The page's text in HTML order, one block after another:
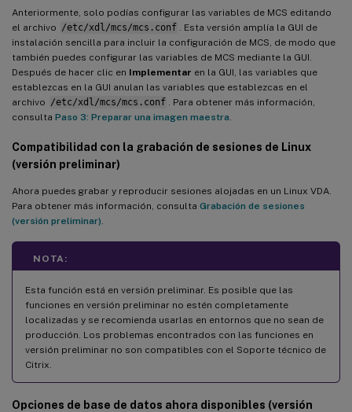
Anteriormente, solo podías configurar las variables de MCS editando
el archivo /etc/xdl/mcs/mcs.conf
. Esta versión amplía la GUI de
instalación sencilla para incluir la configuración de MCS, de modo que
también puedes configurar las variables de MCS mediante la GUI.
Después de hacer clic en Implementar en la GUI, las variables que
establezcas en la GUI anulan las variables que establezcas en el
archivo /etc/xdl/mcs/mcs.conf
. Para obtener más información,
consulta Paso 3: Preparar una imagen maestra
Compatibilidad con la grabación de sesiones de Linux
(versión preliminar)
Ahora puedes grabar y reproducir sesiones alojadas en un Linux VDA.
Para obtener más información, consulta Grabación de sesiones
(versión preliminar)
NOTA:
Esta función está en versión preliminar. Es posible que las
funciones en versión preliminar no estén completamente
localizadas y se recomienda usarlas en entornos que no sean de
producción. Los problemas encontrados con las funciones en
versión preliminar no son compatibles con el Soporte técnico de
Citrix.
Opciones de base de datos ahora disponibles (versión